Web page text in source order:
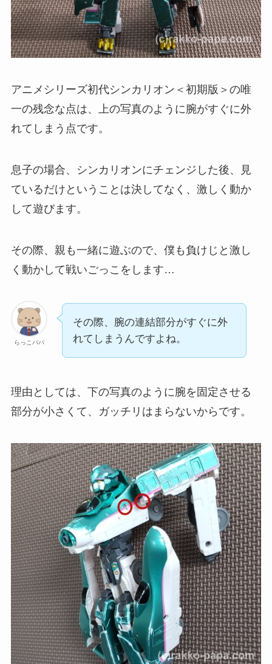
アニメシリーズ初代シンカリオン＜初期版＞の唯
一の残念な点は、上の写真のように腕がすぐに外
れてしまう点です。
息子の場合、シンカリオンにチェンジした後、見
ているだけということは決してなく、激しく動か
して遊びます。
その際、親も一緒に遊ぶので、僕も負けじと激し
く動かして戦いごっこをします…
らっこパパ
その際、腕の連結部分がすぐに外
れてしまうんですよね。
理由としては、下の写真のように腕を固定させる
部分が小さくて、ガッチリはまらないからです。